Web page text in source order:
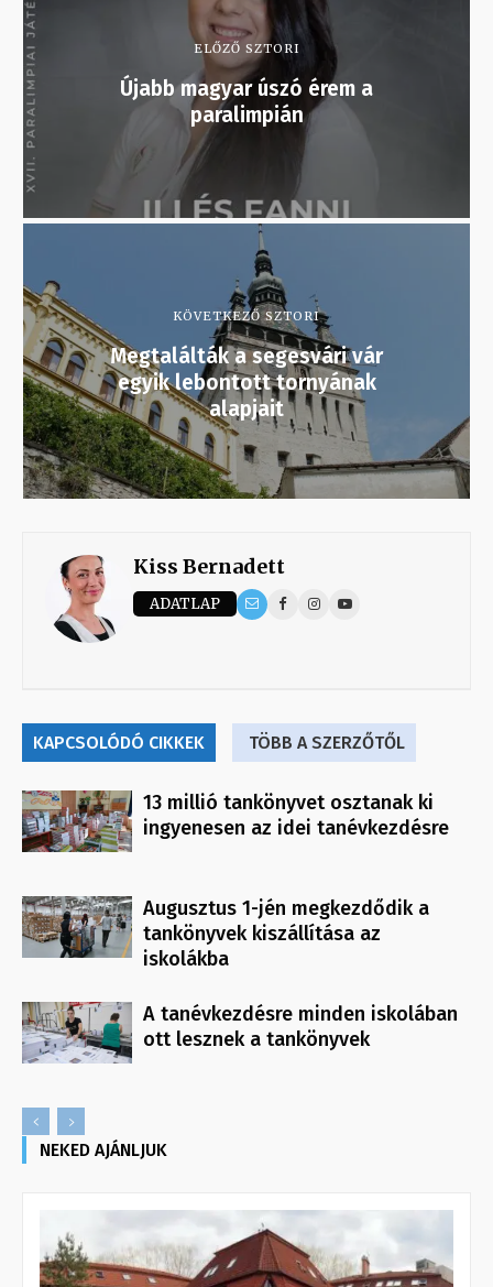
ELŐZŐ SZTORI
Újabb magyar úszó érem a
paralimpián
KÖVETKEZŐ SZTORI
Megtalálták a segesvári vár
egyik lebontott tornyának
alapjait
Kiss Bernadett
ADATLAP
KAPCSOLÓDÓ CIKKEK TÖBB A SZERZŐTŐL
13 millió tankönyvet osztanak ki
ingyenesen az idei tanévkezdésre
Augusztus 1-jén megkezdődik a
tankönyvek kiszállítása az
iskolákba
A tanévkezdésre minden iskolában
ott lesznek a tankönyvek
NEKED AJÁNLJUK